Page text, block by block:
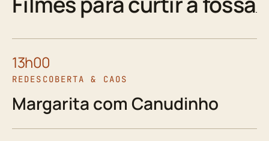
13h00
REDESCOBERTA & CAOS
Margarita com Canudinho